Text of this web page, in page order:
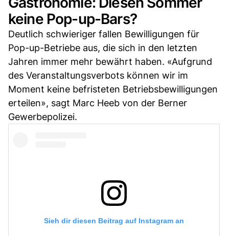
keine Pop-up-Bars?
Deutlich schwieriger fallen Bewilligungen für
Pop-up-Betriebe aus, die sich in den letzten
Jahren immer mehr bewährt haben. «Aufgrund
des Veranstaltungsverbots können wir im
Moment keine befristeten Betriebsbewilligungen
erteilen», sagt Marc Heeb von der Berner
Gewerbepolizei.
Sieh dir diesen Beitrag auf Instagram an